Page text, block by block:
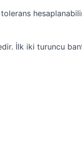
İlk iki turuncu